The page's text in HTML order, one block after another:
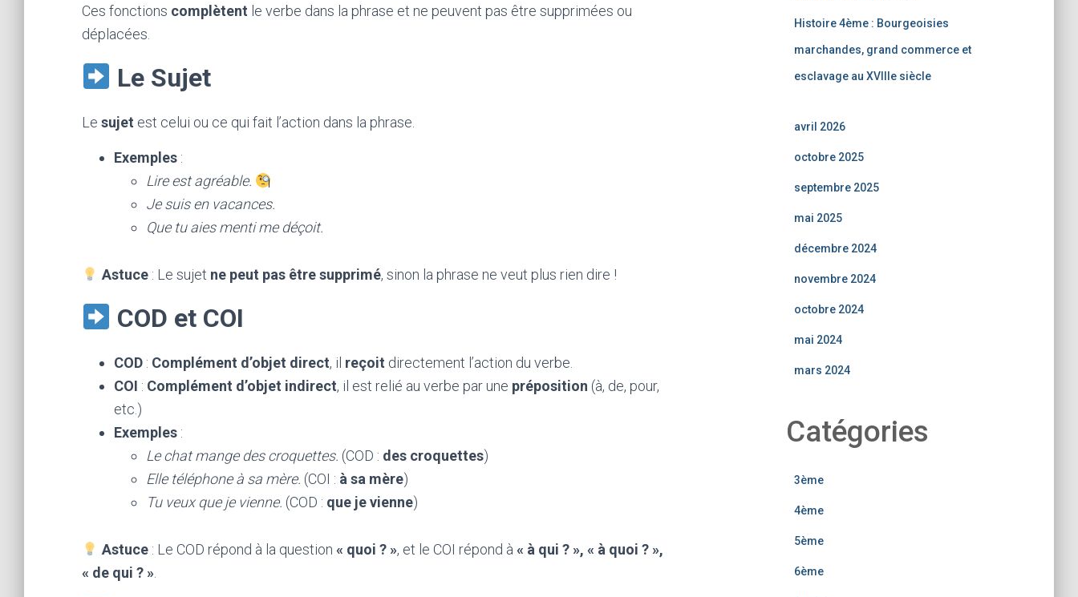
Ces fonctions complètent le verbe dans la phrase et ne peuvent pas être supprimées ou
déplacées.
Le Sujet
Le sujet est celui ou ce qui fait l’action dans la phrase.
Exemples :
Lire est agréable.
Je suis en vacances.
Que tu aies menti me déçoit.
Astuce: Le sujet ne peut pas être supprimé, sinon la phrase ne veut plus rien dire !
COD et COI
COD : Complément d’objet direct, il reçoit directement l’action du verbe.
COI : Complément d’objet indirect, il est relié au verbe par une préposition (à, de, pour,
etc.)
Exemples :
Le chat mange des croquettes. (COD : des croquettes)
Elle téléphone à sa mère. (COI : à sa mère)
Tu veux que je vienne. (COD : que je vienne)
Astuce: Le COD répond à la question « quoi ? », et le COI répond à « à qui ? », « à quoi ? »,
« de qui ? »
Histoire 4ème : Bourgeoisies
marchandes, grand commerce et
esclavage au XVIIIe siècle
avril 2026
octobre 2025
septembre 2025
mai 2025
décembre 2024
novembre 2024
octobre 2024
mai 2024
mars 2024
Catégories
3ème
4ème
5ème
6ème